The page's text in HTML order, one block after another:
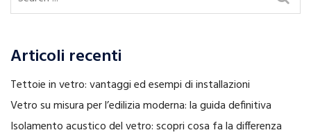
Articoli recenti
Tettoie in vetro: vantaggi ed esempi di installazioni
Vetro su misura per l’edilizia moderna: la guida definitiva
Isolamento acustico del vetro: scopri cosa fa la differenza